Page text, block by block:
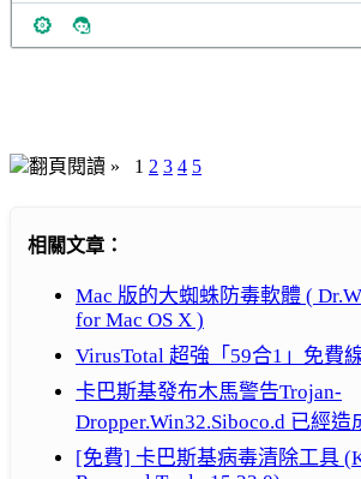
翻頁閱讀 » 1 2 3 4 5
相關文章：
Mac 版的大蜘蛛防毒軟體 (
for Mac OS X )
VirusTotal 超強「59合1」免費
卡巴斯基發布木馬警告Trojan-
Dropper.Win32.Siboco.d 已經造
[免費] 卡巴斯基病毒清除工具